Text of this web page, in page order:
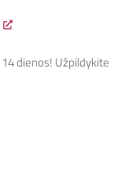
dienos! Užpildykite